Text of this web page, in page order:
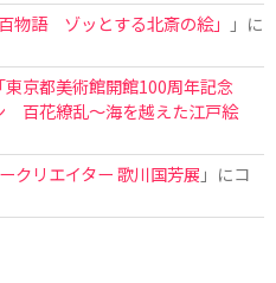
物語 ゾッとする北斎の絵」
」に
東京都美術館開館100周年記念
百花繚乱〜海を越えた江戸絵
クリエイター 歌川国芳展 」にコ